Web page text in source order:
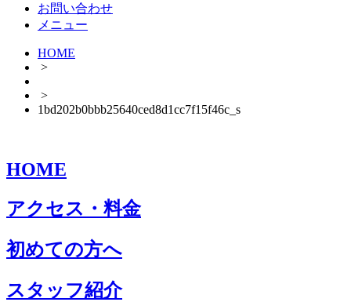
お問い合わせ
メニュー
HOME
>
>
1bd202b0bbb25640ced8d1cc7f15f46c_s
HOME
アクセス・料金
初めての方へ
スタッフ紹介